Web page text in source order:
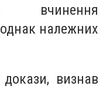
вчинення
належних
визнав